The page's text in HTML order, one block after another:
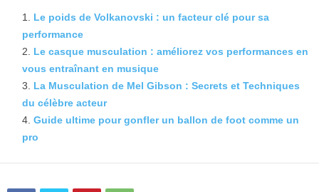
Le poids de Volkanovski : un facteur clé pour sa
performance
Le casque musculation : améliorez vos performances en
vous entraînant en musique
La Musculation de Mel Gibson : Secrets et Techniques
du célèbre acteur
Guide ultime pour gonfler un ballon de foot comme un
pro